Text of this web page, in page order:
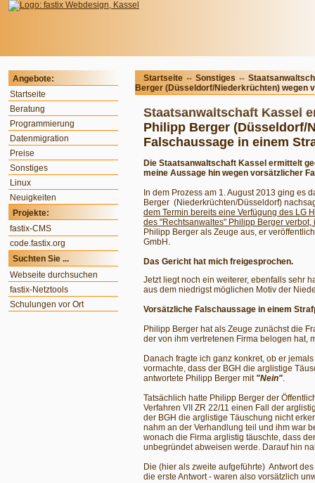
Startseite ⇔ Sonstiges ⇔
Berger (Düsseldorf/Niederkrüchten) wegen
Staatsanwaltschaft Kassel
Philipp Berger (Düsseldorf/
Falschaussage in einem
Die Staatsanwaltschaft Kassel ermittelt
meine Aussage hin wegen vorsätzlicher
In dem Prozess am 1. August 2013 ging es
Berger (Niederkrüchten/Düsseldorf)
dem Termin bereits eine Verfügung des LG
des "Rechtsanwaltes" Philipp Berger
Philipp Berger als Zeuge aus, er
GmbH.
Das Gericht hat mich freigesprochen.
Jetzt liegt noch ein weiterer, ebenfalls sehr
aus dem niedrigst möglichen Motiv der
Vorsätzliche Falschaussage in einem
Philipp Berger hat als Zeuge zunächst die
der von ihm vertretenen Firma belogen hat,
Danach fragte ich ganz konkret, ob er
vormachte, dass der BGH die arglistige
antwortete Philipp Berger mit "Nein"
Tatsächlich hatte Philipp Berger der
Verfahren VII ZR 22/11 einen Fall der
der BGH die arglistige Täuschung nicht
nahm an der Verhandlung teil und ihm war
wonach die Firma arglistig täuschte, dass
unbegründet abweisen werde. Darauf hin
Die (hier als zweite aufgeführte) Antwort
die erste Antwort - waren also vorsätzlich
Angebote:
Startseite
Beratung
Programmierung
Datenmigration
Preise
Sonstiges
Linux
Neuigkeiten
Projekte:
fastix-CMS
code.fastix.org
Suchten Sie ...
Webseite durchsuchen
fastix-Netztools
Schulungen vor Ort